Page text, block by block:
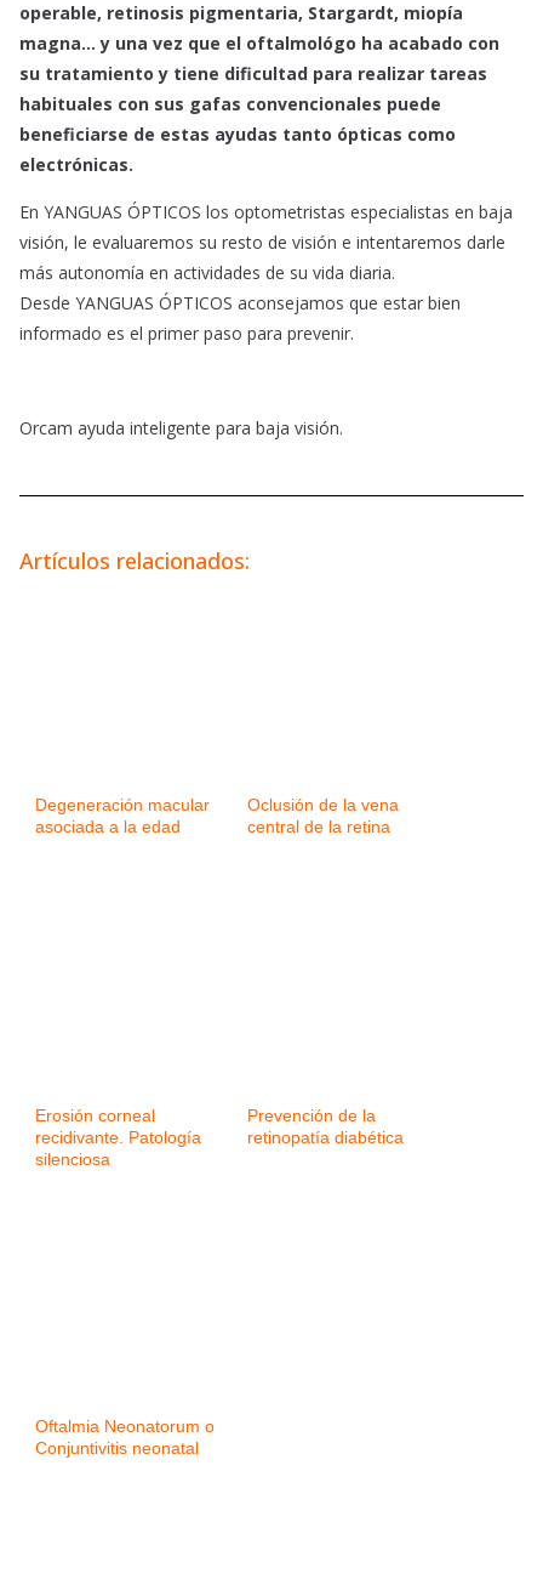
operable, retinosis pigmentaria, Stargardt, miopía
magna… y una vez que el oftalmológo ha acabado con
su tratamiento y tiene dificultad para realizar tareas
habituales con sus gafas convencionales puede
beneficiarse de estas ayudas tanto ópticas como
electrónicas.
En YANGUAS ÓPTICOS los optometristas especialistas en baja
visión, le evaluaremos su resto de visión e intentaremos darle
más autonomía en actividades de su vida diaria.
Desde YANGUAS ÓPTICOS aconsejamos que estar bien
informado es el primer paso para prevenir.
Orcam ayuda inteligente para baja visión.
Artículos relacionados:
Degeneración macular
asociada a la edad
Oclusión de la vena
central de la retina
Erosión corneal
recidivante. Patología
silenciosa
Prevención de la
retinopatía diabética
Oftalmia Neonatorum o
Conjuntivitis neonatal